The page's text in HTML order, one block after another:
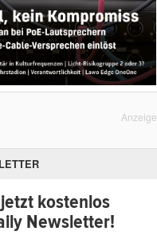
Anzeige
kostenlos
Newsletter!